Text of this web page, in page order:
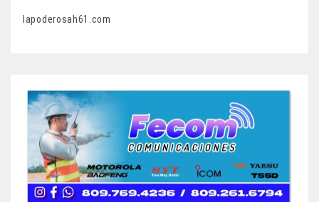
lapoderosah61.com